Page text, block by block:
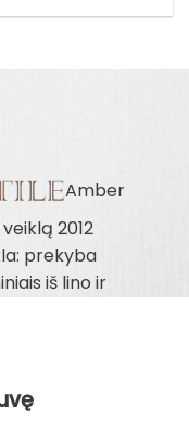
Amber
2012
prekyba
iš lino ir